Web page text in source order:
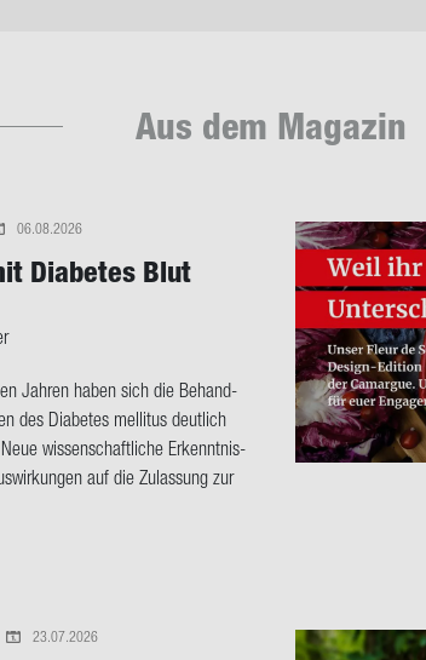
Aus dem Ma­ga­zin
06.08.2026
Dia­be­tes Blut
Jah­ren haben sich die Be­hand­
des Dia­be­tes mel­li­tus deut­lich
wis­sen­schaft­li­che Er­kennt­nis­
auf die Zu­las­sung zur
23.07.2026